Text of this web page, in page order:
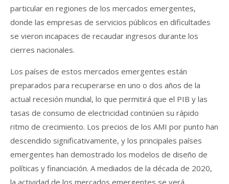
particular en regiones de los mercados emergentes,
donde las empresas de servicios públicos en dificultades
se vieron incapaces de recaudar ingresos durante los
cierres nacionales.
Los países de estos mercados emergentes están
preparados para recuperarse en uno o dos años de la
actual recesión mundial, lo que permitirá que el PIB y las
tasas de consumo de electricidad continúen su rápido
ritmo de crecimiento. Los precios de los AMI por punto han
descendido significativamente, y los principales países
emergentes han demostrado los modelos de diseño de
políticas y financiación. A mediados de la década de 2020,
la actividad de los mercados emergentes se verá